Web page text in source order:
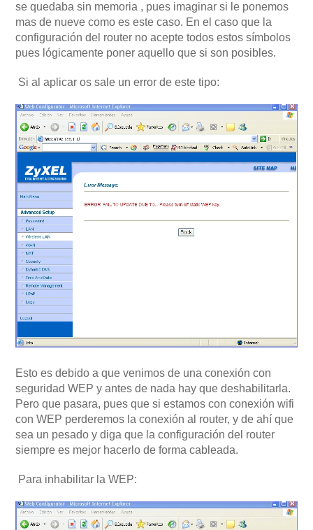
se quedaba sin memoria , pues imaginar si le ponemos
mas de nueve como es este caso. En el caso que la
configuración del router no acepte todos estos símbolos
pues lógicamente poner aquello que si son posibles.
Si al aplicar os sale un error de este tipo:
Esto es debido a que venimos de una conexión con
seguridad WEP y antes de nada hay que deshabilitarla.
Pero que pasara, pues que si estamos con conexión wifi
con WEP perderemos la conexión al router, y de ahí que
sea un pesado y diga que la configuración del router
siempre es mejor hacerlo de forma cableada.
Para inhabilitar la WEP: